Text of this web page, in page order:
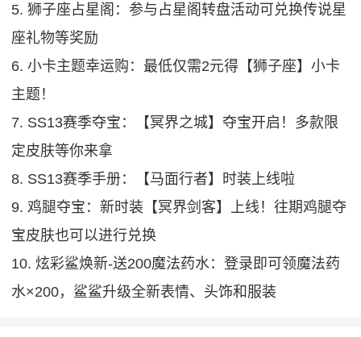
5. 狮子座占星阁：参与占星阁转盘活动可兑换传说星
座礼物等奖励
6. 小卡主题幸运购：最低仅需2元得【狮子座】小卡
主题！
7. SS13赛季夺宝：【冥界之城】夺宝开启！多款限
定皮肤等你来拿
8. SS13赛季手册：【马面行者】时装上线啦
9. 鸡腿夺宝：新时装【冥界剑客】上线！往期鸡腿夺
宝皮肤也可以进行兑换
10. 炫彩鲨焕新-送200魔法药水：登录即可领魔法药
水×200，鲨鲨升级全新表情、头饰和服装